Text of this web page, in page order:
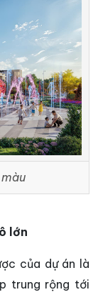
lớn
của dự án là
trung rộng tới